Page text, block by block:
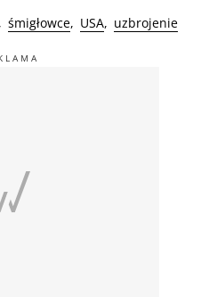
śmigłowce USA uzbrojenie